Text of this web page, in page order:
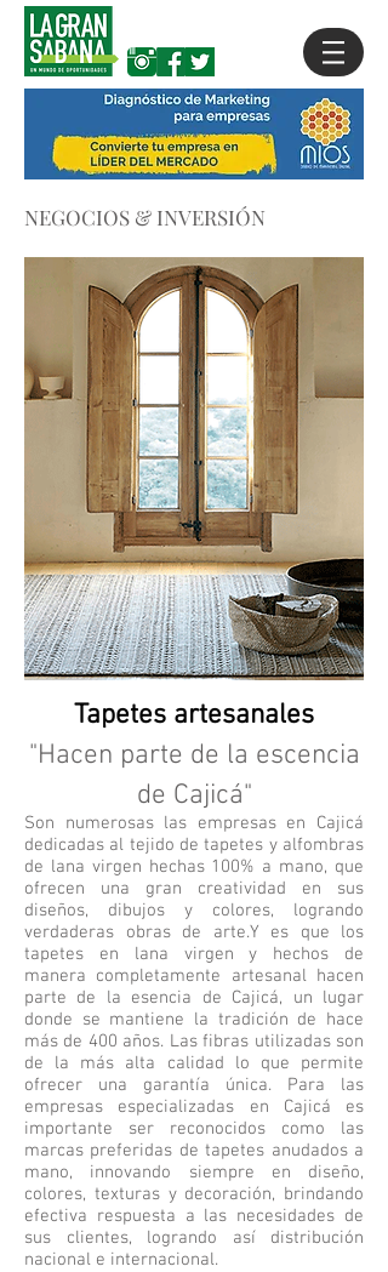
NEGOCIOS & INVERSIÓN
Tapetes artesanales
"Hacen parte de la escencia
de Cajicá"
Son numerosas las empresas en Cajicá
dedicadas al tejido de tapetes y alfombras
de lana virgen hechas 100% a mano, que
ofrecen una gran creatividad en sus
diseños, dibujos y colores, logrando
verdaderas obras de arte.Y es que los
tapetes en lana virgen y hechos de
manera completamente artesanal hacen
parte de la esencia de Cajicá, un lugar
donde se mantiene la tradición de hace
más de 400 años. Las fibras utilizadas son
de la más alta calidad lo que permite
ofrecer una garantía única. Para las
empresas especializadas en Cajicá es
importante ser reconocidos como las
marcas preferidas de tapetes anudados a
mano, innovando siempre en diseño,
colores, texturas y decoración, brindando
efectiva respuesta a las necesidades de
sus clientes, logrando así distribución
nacional e internacional.